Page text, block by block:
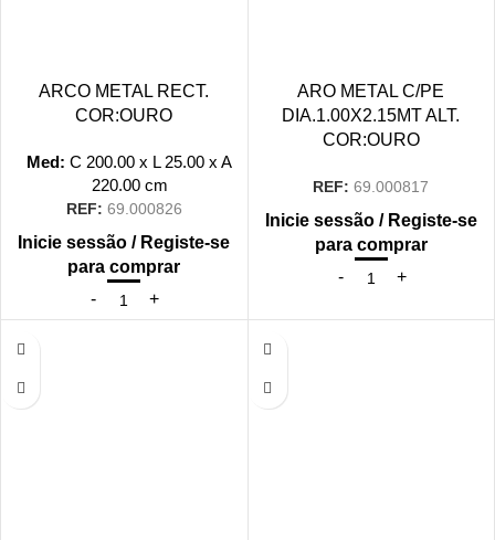
ARCO METAL RECT.
COR:OURO
Med:C 200.00 x L 25.00 xA
220.00cm
REF: 69.000826
Inicie sessão / Registe-se
para comprar
ARO METAL C/PE
DIA.1.00X2.15MT ALT.
COR:OURO
REF:69.000817
Inicie sessão / Registe-se
para comprar